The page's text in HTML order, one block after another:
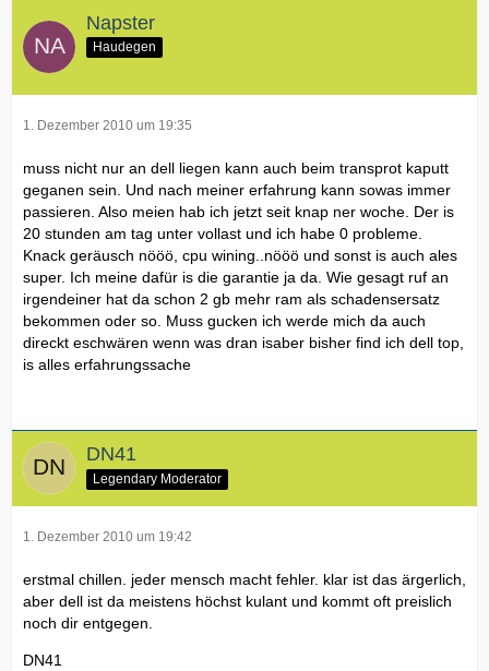
Napster
Haudegen
1. Dezember 2010 um 19:35
muss nicht nur an dell liegen kann auch beim transprot kaputt
geganen sein. Und nach meiner erfahrung kann sowas immer
passieren. Also meien hab ich jetzt seit knap ner woche. Der is
20 stunden am tag unter vollast und ich habe 0 probleme.
Knack geräusch nööö, cpu wining..nööö und sonst is auch ales
super. Ich meine dafür is die garantie ja da. Wie gesagt ruf an
irgendeiner hat da schon 2 gb mehr ram als schadensersatz
bekommen oder so. Muss gucken ich werde mich da auch
direckt eschwären wenn was dran isaber bisher find ich dell top,
is alles erfahrungssache
DN41
Legendary Moderator
1. Dezember 2010 um 19:42
erstmal chillen. jeder mensch macht fehler. klar ist das ärgerlich,
aber dell ist da meistens höchst kulant und kommt oft preislich
noch dir entgegen.
DN41